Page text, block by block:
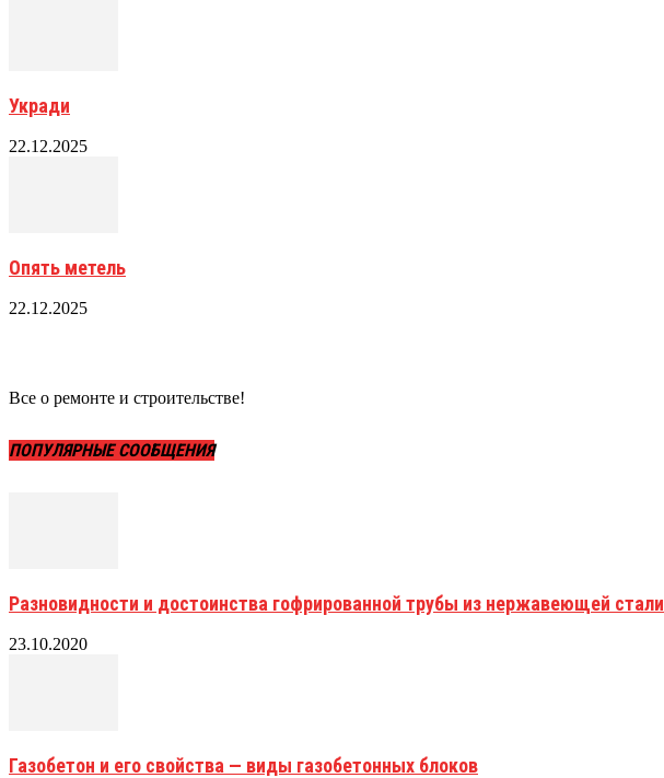
Укради
22.12.2025
Опять метель
22.12.2025
Все о ремонте и строительстве!
ПОПУЛЯРНЫЕ СООБЩЕНИЯ
Разновидности и достоинства гофрированной трубы из нержавеющей стали
23.10.2020
Газобетон и его свойства — виды газобетонных блоков